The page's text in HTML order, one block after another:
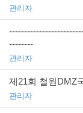
관리자
--------
관리자
제21회 철원DMZ
관리자